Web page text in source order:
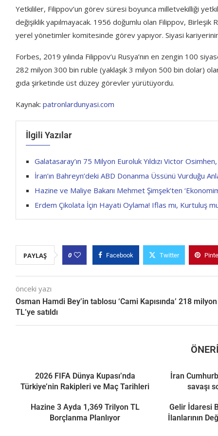
Yetkililer, Filippov’un görev süresi boyunca milletvekilliği
değişiklik yapılmayacak. 1956 doğumlu olan Filippov,
yerel yönetimler komitesinde görev yapıyor. Siyasi
Forbes, 2019 yılında Filippov’u Rusya’nın en zengin 100
282 milyon 300 bin ruble (yaklaşık 3 milyon 500 bin dolar)
gıda şirketinde üst düzey görevler yürütüyordu.
Kaynak: patronlardunyasi.com
İlgili Yazılar
Galatasaray’ın 75 Milyon Euroluk Yıldızı Victor
İran’ın Bahreyn’deki ABD Donanma Üssünü Vurduğu
Hazine ve Maliye Bakanı Mehmet Şimşek’ten
Erdem Çikolata İçin Hayati Oylama! Iflas mı, Kurtuluş
PAYLAŞ 0 Facebook Twitter
önceki yazı
Osman Hamdi Bey’in tablosu ‘Cami Kapısında’ 218 milyon
TL’ye satıldı
2026 FIFA Dünya Kupası’nda
Türkiye’nin Rakipleri ve Maç Tarihleri
İran
savaşı
Hazine 3 Ayda 1,369 Trilyon TL
Borçlanma Planlıyor
Gelir İdaresi
İlanlarının